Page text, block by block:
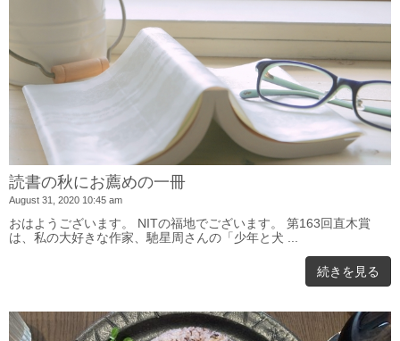
読書の秋にお薦めの一冊
August 31, 2020 10:45 am
おはようございます。 NITの福地でございます。 第163回直木賞
は、私の大好きな作家、馳星周さんの「少年と犬 ...
続きを見る